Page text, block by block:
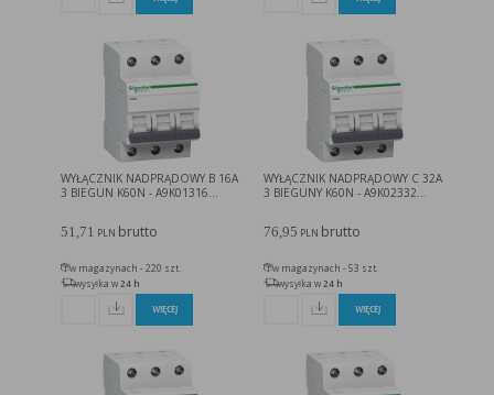
WYŁĄCZNIK NADPRĄDOWY B 16A
3 BIEGUN K60N - A9K01316...
51,71 PLN brutto
w magazynach - 220 szt.
wysyłka w 24 h
WIĘCEJ
WYŁĄCZNIK NADPRĄDOWY C 32A
3 BIEGUNY K60N - A9K02332...
76,95 PLN brutto
w magazynach - 53 szt.
wysyłka w 24 h
WIĘCEJ